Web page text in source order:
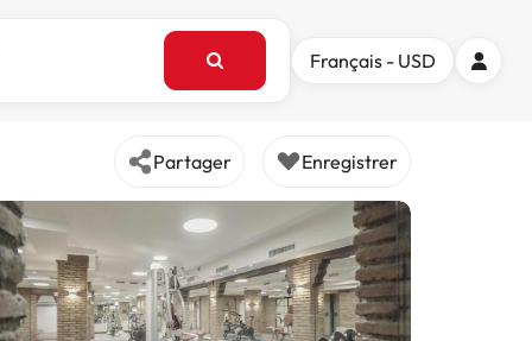
Français - USD
Partager Enregistrer